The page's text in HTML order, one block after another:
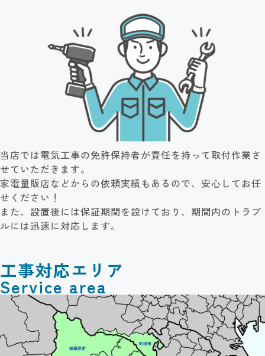
当店では電気工事の免許保持者が責任を持って取付作業さ
せていただきます。
家電量販店などからの依頼実績もあるので、安心してお任
せください！
また、設置後には保証期間を設けており、期間内のトラブ
ルには迅速に対応します。
工事対応エリア
Service area